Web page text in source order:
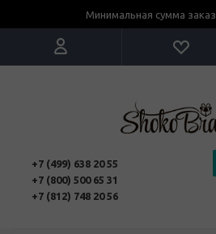
Минимальная сумма
+7 (499) 638 20 55
+7 (800) 500 65 31
+7 (812) 748 20 56